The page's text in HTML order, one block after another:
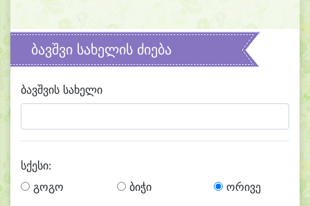
ბავშვი სახელის ძიება
ბავშვის სახელი
სქესი:
გოგო
ბიჭი ორივე